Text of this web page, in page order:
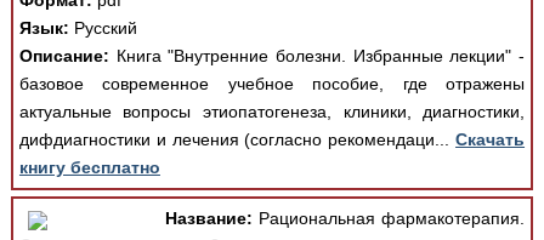
Язык: Русский
Описание: Книга "Внутренние болезни. Избранные лекции" -
базовое современное учебное пособие, где отражены
актуальные вопросы этиопатогенеза, клиники, диагностики,
дифдиагностики и лечения (согласно рекомендаци...Скачать
книгу бесплатно
Название: Рациональная фармакотерапия.